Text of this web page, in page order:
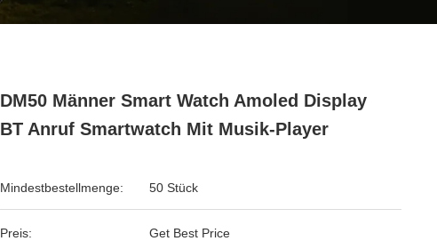
DM50 Männer Smart Watch Amoled Display
BT Anruf Smartwatch Mit Musik-Player
Mindestbestellmenge: 50 Stück
Preis: Get Best Price